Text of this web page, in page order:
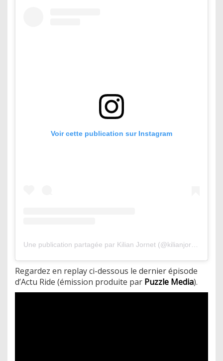
Voir cette publication sur Instagram
Regardez en replay ci-dessous le dernier épisode
d’Actu Ride (émission produite par Puzzle Media).